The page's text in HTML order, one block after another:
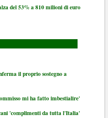
del 53% a 810 milioni di euro
il proprio sostegno a
mi ha fatto imbestialire'
'complimenti da tutta l'Italia'